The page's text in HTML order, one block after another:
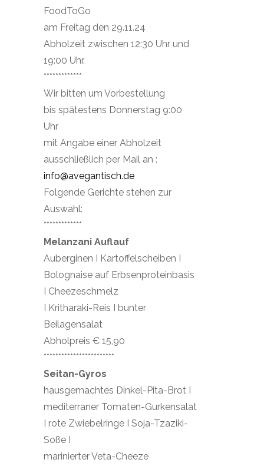
FoodToGo
am Freitag den 29.11.24
Abholzeit zwischen 12:30 Uhr und
19:00 Uhr.
*************
Wir bitten um Vorbestellung
bis spätestens Donnerstag 9:00
Uhr
mit Angabe einer Abholzeit
ausschließlich per Mail an :
info@avegantisch.de
Folgende Gerichte stehen zur
Auswahl:
*************
Melanzani Auflauf
Auberginen I Kartoffelscheiben I
Bolognaise auf Erbsenproteinbasis
I Cheezeschmelz
I Kritharaki-Reis I bunter
Beilagensalat
Abholpreis € 15,90
************************
Seitan-Gyros
hausgemachtes Dinkel-Pita-Brot I
mediterraner Tomaten-Gurkensalat
I rote Zwiebelringe I Soja-Tzaziki-
Soße I
marinierter Veta-Cheeze